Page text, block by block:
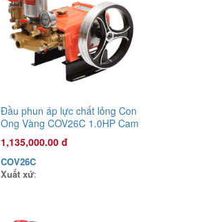
Đầu phun áp lực chất lỏng Con
Ong Vàng COV26C 1.0HP Cam
1,135,000.00 đ
COV26C
Xuất xứ: